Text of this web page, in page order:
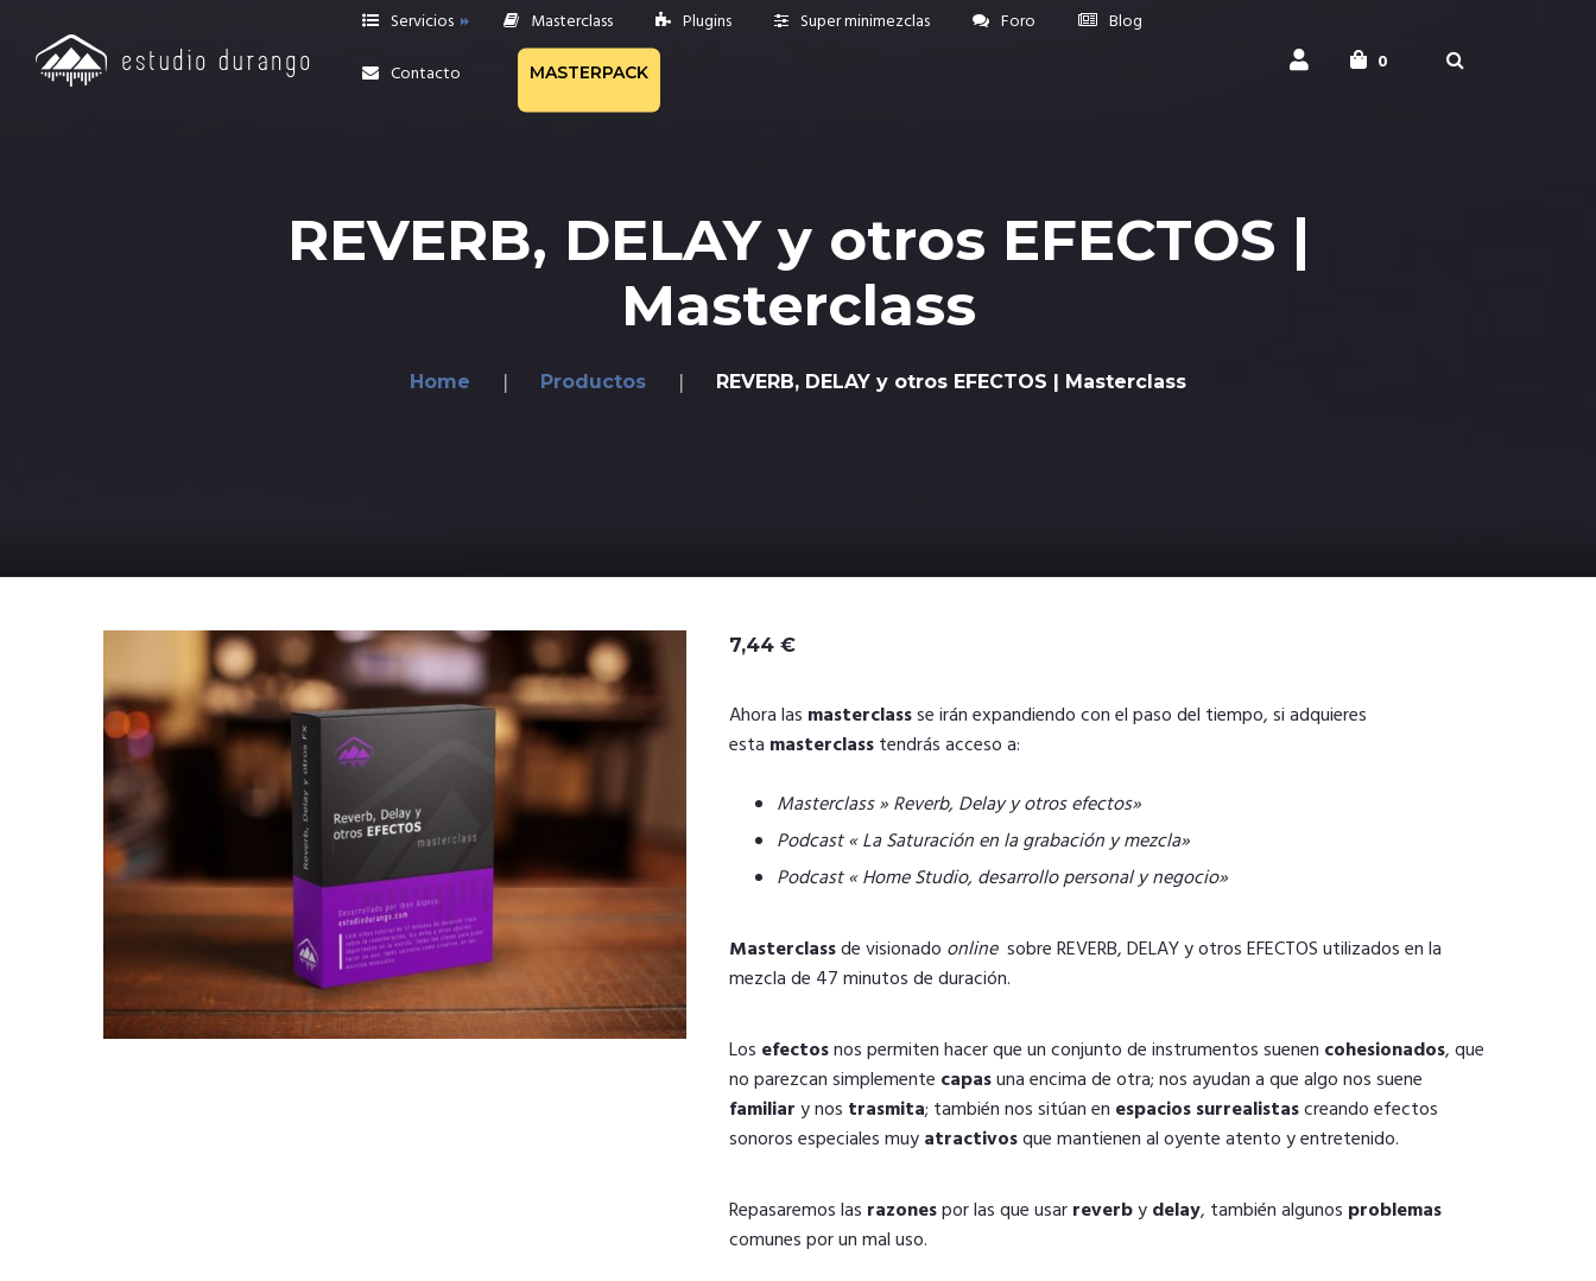
Servicios
Producción de BATERÍAS
Masterclass Plugins Super minimezclas Foro
Blog
Contacto
MASTERPACK 0
REVERB, DELAY y otros EFECTOS |
Masterclass
Home Productos REVERB, DELAY y otros EFECTOS | Masterclass
7,44 €
Ahora las masterclassse irán expandiendo con el paso del tiempo, si adquieres
esta masterclasstendrás acceso a:
Masterclass » Reverb, Delay y otros efectos»
Podcast « La Saturación en la grabación y mezcla»
Podcast « Home Studio, desarrollo personal y negocio»
Masterclassde visionado online sobre REVERB, DELAY y otros EFECTOS utilizados en la
mezcla de 47 minutos de duración.
Los efectosnos permiten hacer que un conjunto de instrumentos suenen cohesionados, que
no parezcan simplemente capasuna encima de otra; nos ayudan a que algo nos suene
familiary nos trasmita; también nos sitúan en espacios surrealistascreando efectos
sonoros especiales muyatractivosque mantienen al oyente atento y entretenido.
Repasaremos las razonespor las que usarreverbydelay, también algunos problemas
comunes por un mal uso.